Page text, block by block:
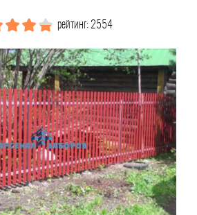
рейтинг: 2554